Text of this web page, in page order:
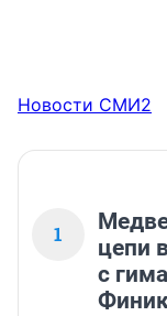
Новости СМИ2
1
цепи
с